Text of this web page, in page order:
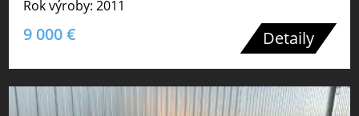
Rok výroby: 2011
9 000 € Detaily